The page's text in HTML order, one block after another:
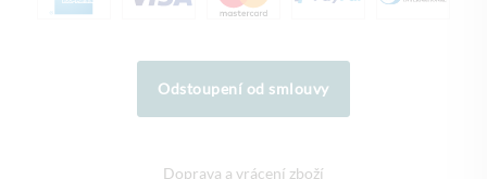
Odstoupení od smlouvy
Doprava a vrácení zboží